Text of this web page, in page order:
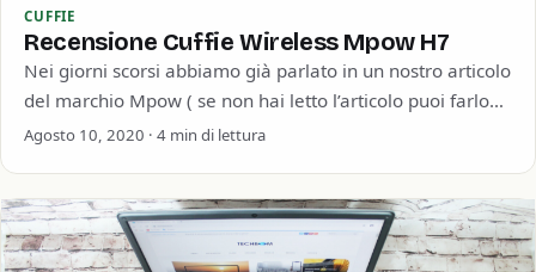
CUFFIE
Recensione Cuffie Wireless Mpow H7
Nei giorni scorsi abbiamo già parlato in un nostro articolo
del marchio Mpow ( se non hai letto l’articolo puoi farlo
cliccando…
Agosto 10, 2020 · 4 min di lettura